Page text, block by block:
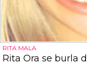
RITA MALA
Rita Ora se burla